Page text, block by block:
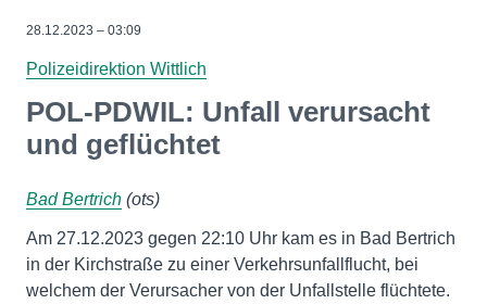
28.12.2023 – 03:09
Polizeidirektion Wittlich
POL-PDWIL: Unfall verursacht
und geflüchtet
Bad Bertrich (ots)
Am 27.12.2023 gegen 22:10 Uhr kam es in Bad Bertrich
in der Kirchstraße zu einer Verkehrsunfallflucht, bei
welchem der Verursacher von der Unfallstelle flüchtete.